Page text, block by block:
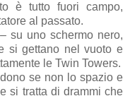
è tutto fuori campo,
al passato.
su uno schermo nero,
si gettano nel vuoto e
le Twin Towers.
se non lo spazio e
si tratta di drammi che